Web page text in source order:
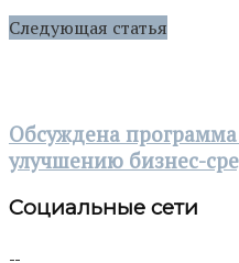
Следующая статья
Обсуждена
улучшению бизнес-
Социальные сети